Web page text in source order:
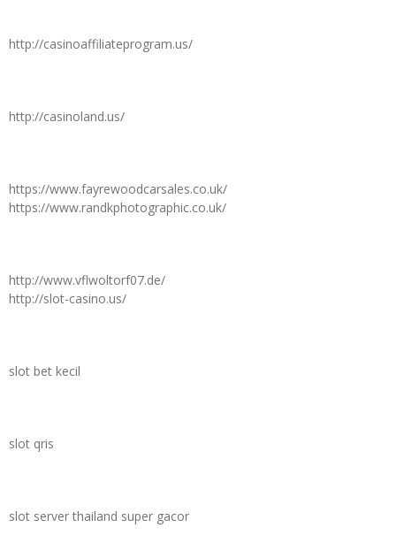
http://casinoaffiliateprogram.us/
http://casinoland.us/
https://www.fayrewoodcarsales.co.uk/
https://www.randkphotographic.co.uk/
http://www.vflwoltorf07.de/
http://slot-casino.us/
slot bet kecil
slot qris
slot server thailand super gacor